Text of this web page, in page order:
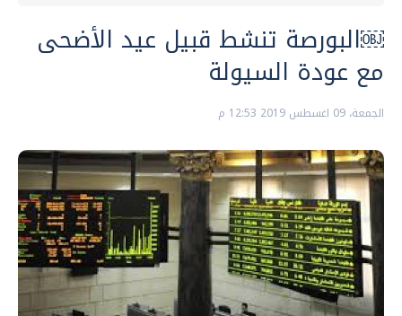
￼البورصة تنشط قبيل عيد الأضحى
مع عودة السيولة
الجمعة، 09 اغسطس 2019 12:53 م